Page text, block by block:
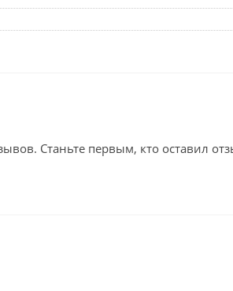
Станьте первым, кто оставил